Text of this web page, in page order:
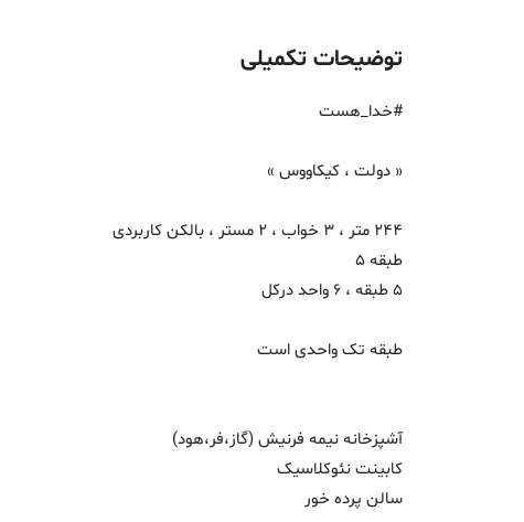
توضیحات تکمیلی
#خدا_هست
« دولت ، کیکاووس »
244 متر ، 3 خواب ، 2 مستر ، بالکن کاربردی
طبقه 5
5 طبقه ، 6 واحد درکل
طبقه تک واحدی است
آشپزخانه نیمه فرنیش (گاز،فر،هود)
کابینت نئوکلاسیک
سالن پرده خور